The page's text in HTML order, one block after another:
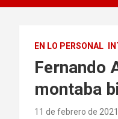
EN LO PERSONAL
Fernando
montaba
11 de febrero de 2021